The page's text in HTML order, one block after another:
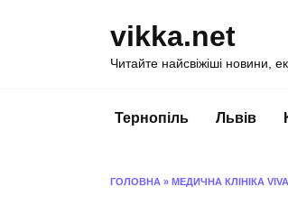
vikka.net
Читайте найсвіжіші новини,
Тернопіль Львів
ГОЛОВНА » МЕДИЧНА КЛІНІКА